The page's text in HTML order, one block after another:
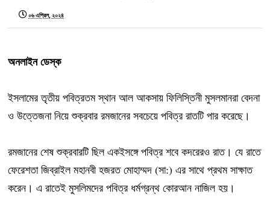
০৬ এপ্রিল, ২০২৪
অনলাইন ডেস্ক
ইসলামের তৃতীয় পবিত্রতম স্থান আল আকসায় ফিলিস্তিনী মুসলমানরা বেদনা
ও উত্তেজনা নিয়ে শুক্রবার রমজানের সবচেয়ে পবিত্র রাতটি পার করেছে।
রমজানের শেষ শুক্রবারটি ছিল একইসঙ্গে পবিত্র শবে কদরেরও রাত। যে রাতে
ফেরেশতা জিব্রাইল মহানবী হজরত মোহাম্মদ (সা:) এর সাথে প্রথম সাক্ষাত
করেন। এ রাতেই মুসলিমদের পবিত্র ধর্মগ্রন্থ কোরআন নাজিল হয়।